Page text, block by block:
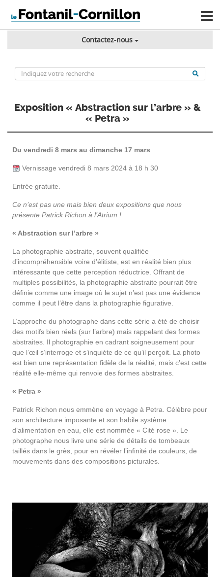
Contactez-nous
Exposition « Abstraction sur l’arbre » &
« Petra »
Du vendredi 8 mars au dimanche 17 mars
Vernissage vendredi 8 mars 2024 à 18 h 30
Entrée gratuite.
Ce n’est pas une mais bien deux expositions que nous
présente Patrick Richon à l’Atrium !
« Abstraction sur l’arbre »
La photographie abstraite, souvent qualifiée
d’incompréhensible voire d’élitiste, est en réalité bien plus
intéressante que cette perception réductrice. Offrant de
multiples possibilités, la photographie abstraite pourrait être
définie comme une image où le sujet n’est pas une évidence
comme il peut l’être dans la photographie figurative.
L’approche du photographe dans cette série a été de choisir
des motifs bien réels (sur l’arbre) mais rappelant des formes
abstraites. Il photographie en cadrant soigneusement pour
que l’œil s’interroge et s’inquiète de ce qu’il perçoit. La photo
est bien une représentation fidèle de la réalité, mais c’est cette
réalité elle-même qui renvoie des formes abstraites.
« Petra »
Patrick Richon nous emmène en voyage à Petra. Célèbre pour
son architecture imposante et son habile système
d’alimentation en eau, elle est nommée « Cité rose ». Le
photographe nous livre une série de détails de tombeaux
taillés dans le grès, pour en révéler l’infinité de couleurs, de
mouvements dans des compositions picturales.